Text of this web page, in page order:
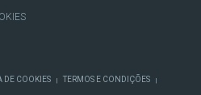
DE COOKIES | TERMOS E CONDIÇÕES |